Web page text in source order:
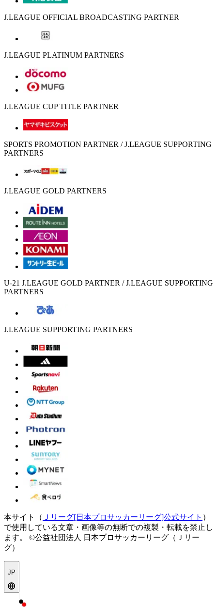
J.LEAGUE OFFICIAL BROADCASTING PARTNER
J.LEAGUE PLATINUM PARTNERS
J.LEAGUE CUP TITLE PARTNER
SPORTS PROMOTION PARTNER / J.LEAGUE SUPPORTING
PARTNERS
J.LEAGUE GOLD PARTNERS
U-21 J.LEAGUE GOLD PARTNER / J.LEAGUE SUPPORTING
PARTNERS
J.LEAGUE SUPPORTING PARTNERS
本サイト（ Ｊリーグ[日本プロサッカーリーグ]公式サイト ）
で使用している文章・画像等の無断での複製・転載を禁止し
ます。
©公益社団法人 日本プロサッカーリーグ（Ｊリー
グ）
JP